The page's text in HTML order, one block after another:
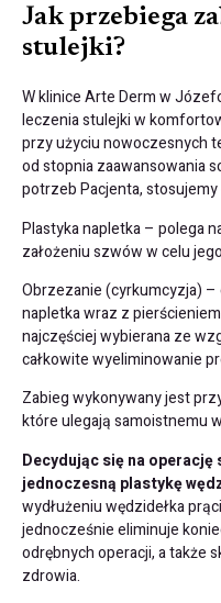
Jak przebiega
stulejki?
W klinice Arte Derm w
leczenia stulejki w
przy użyciu nowoczesnych
od stopnia zaawansowania
potrzeb Pacjenta,
Plastyka napletka – polega
założeniu szwów w celu
Obrzezanie (cyrkumcyzja) –
napletka wraz z
najczęściej wybierana ze
całkowite wyeliminowanie
Zabieg wykonywany jest
które ulegają samoistnemu
Decydując się na
jednoczesną plastykę
wydłużeniu wędzidełka
jednocześnie eliminuje
odrębnych operacji, a także
zdrowia.